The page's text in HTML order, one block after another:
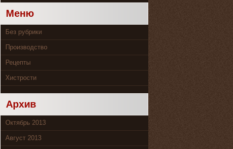
Меню
Без рубрики
Производство
Рецепты
Хистрости
Архив
Октябрь 2013
Август 2013